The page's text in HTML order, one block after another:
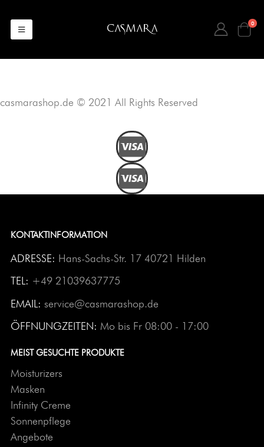
0
casmarashop.de © 2021 All Rights Reserved
KONTAKTINFORMATION
ADRESSE: Hans-Sachs-Str. 17 40721 Hilden
TEL: +49 21039637775
EMAIL: service@casmarashop.de
ÖFFNUNGZEITEN: Mo bis Fr 08:00 - 17:00
MEIST GESUCHTE PRODUKTE
Moisturizers
Masken
Infinity Creme
Sonnenpflege
Angebote